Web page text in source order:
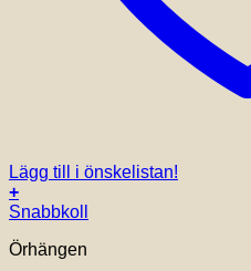
Lägg till i önskelistan!
+
Snabbkoll
Örhängen